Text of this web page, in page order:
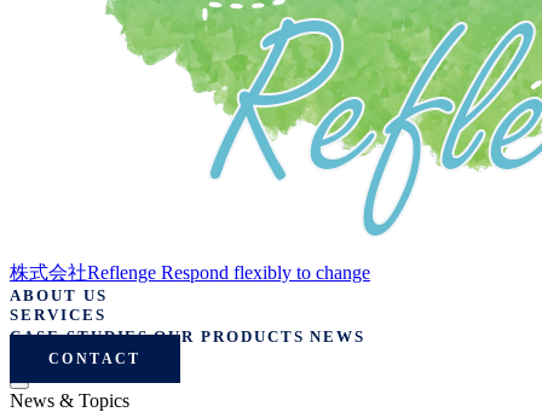
株式会社Reflenge Respond flexibly to change
ABOUT US
SERVICES
CASE STUDIES OUR PRODUCTS NEWS
CONTACT
News & Topics